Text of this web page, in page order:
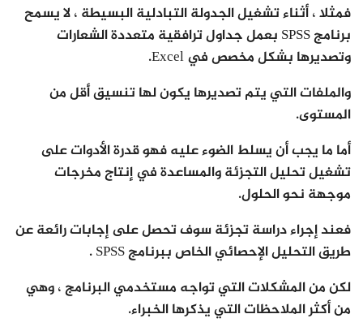
فمثلا ، أثناء تشغيل الجدولة التبادلية البسيطة ، لا يسمح
برنامج SPSS بعمل جداول ترافقية متعددة الشعارات
وتصديرها بشكل مخصص في Excel.
والملفات التي يتم تصديرها يكون لها تنسيق أقل من
المستوى.
أما ما يجب أن يسلط الضوء عليه فهو قدرة الأدوات على
تشغيل تحليل التجزئة والمساعدة في إنتاج مخرجات
موجهة نحو الحلول.
فعند إجراء دراسة تجزئة سوف تحصل على إجابات رائعة عن
طريق التحليل الإحصائي الخاص ببرنامج SPSS .
لكن من المشكلات التي تواجه مستخدمي البرنامج ، وهي
من أكثر الملاحظات التي يذكرها الخبراء.